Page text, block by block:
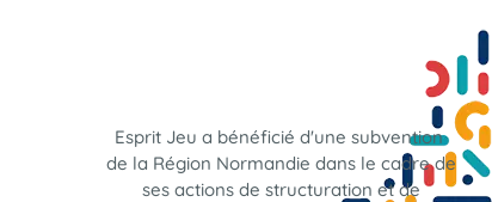
Esprit Jeu a bénéficié d'une subvention
de la Région Normandie dans le cadre de
ses actions de structuration et de